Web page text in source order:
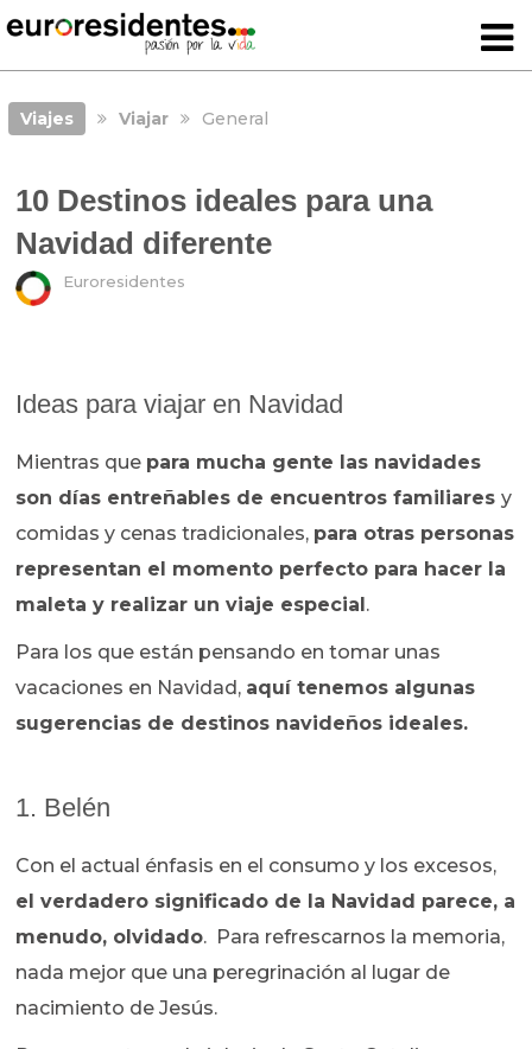
Viajes Viajar General
10 Destinos ideales para una
Navidad diferente
Euroresidentes
Ideas para viajar en Navidad
Mientras que para mucha gente las navidades
son días entreñables de encuentros familiaresy
comidas y cenas tradicionales, para otras personas
representan el momento perfecto para hacer la
maleta y realizar un viaje especial .
Para los que están pensando en tomar unas
vacaciones en Navidad, aquí tenemos algunas
sugerencias de destinos navideños ideales.
1. Belén
Con el actual énfasis en el consumo y los excesos,
el verdadero significado de la Navidad parece, a
menudo, olvidado. Para refrescarnos la memoria,
nada mejor que una peregrinación al lugar de
nacimiento de Jesús.